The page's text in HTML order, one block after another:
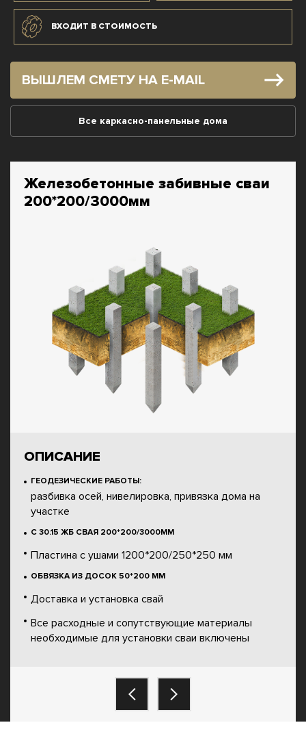
ВХОДИТ В СТОИМОСТЬ
ВЫШЛЕМ СМЕТУ НА E-MAIL
Все каркасно-панельные дома
Железобетонные забивные сваи
200*200/3000мм
ОПИСАНИЕ
ГЕОДЕЗИЧЕСКИЕ РАБОТЫ:
разбивка осей, нивелировка, привязка дома на
участке
С 30.15 ЖБ СВАЯ 200*200/3000ММ
Пластина с ушами 1200*200/250*250 мм
ОБВЯЗКА ИЗ ДОСОК 50*200 ММ
Доставка и установка свай
Все расходные и сопутствующие материалы
необходимые для установки сваи включены